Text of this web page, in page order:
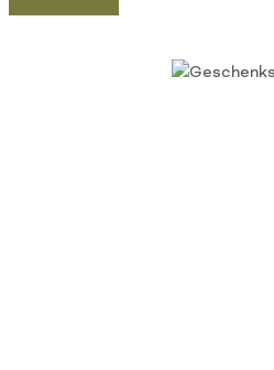
Bildergalerie überspringen